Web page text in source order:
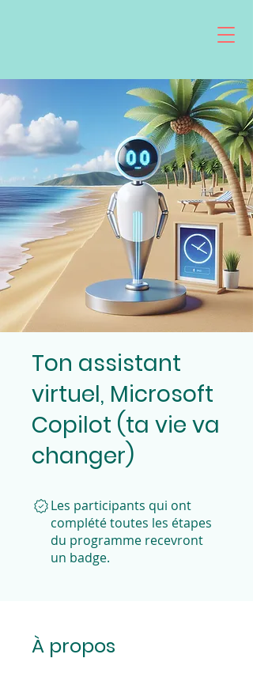
Ton assistant
virtuel, Microsoft
Copilot (ta vie va
changer)
Les participants qui ont
complété toutes les étapes
du programme recevront
un badge.
À propos